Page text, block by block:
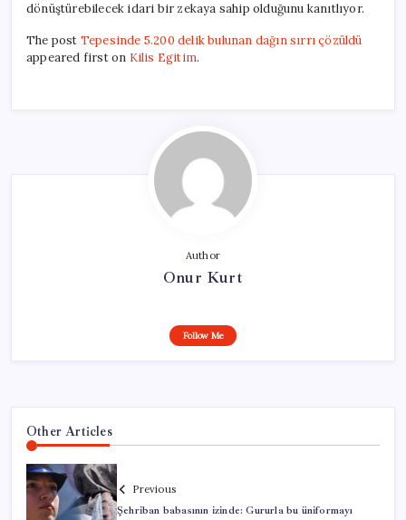
dönüştürebilecek idari bir zekaya sahip olduğunu kanıtlıyor.
The post Tepesinde 5.200 delik bulunan dağın sırrı çözüldü
appeared first on Kilis Egitim.
Author
Onur Kurt
Follow Me
Other Articles
Previous
Şehriban babasının izinde: Gururla bu üniformayı